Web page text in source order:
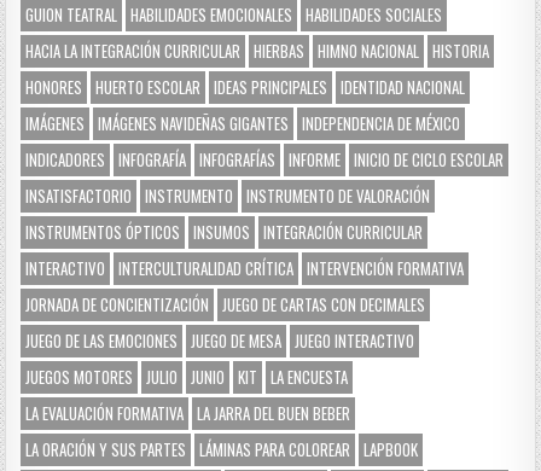
GUION TEATRAL
HABILIDADES EMOCIONALES
HABILIDADES SOCIALES
HACIA LA INTEGRACIÓN CURRICULAR
HIERBAS HIMNO NACIONAL
HISTORIA
HONORES
HUERTO ESCOLAR IDEAS PRINCIPALES
IDENTIDAD NACIONAL
IMÁGENES
IMÁGENES NAVIDEÑAS GIGANTES
INDEPENDENCIA DE MÉXICO
INDICADORES
INFOGRAFÍA INFOGRAFÍAS INFORME INICIO DE CICLO ESCOLAR
INSATISFACTORIO
INSTRUMENTO
INSTRUMENTO DE VALORACIÓN
INSTRUMENTOS ÓPTICOS
INSUMOS
INTEGRACIÓN CURRICULAR
INTERACTIVO
INTERCULTURALIDAD CRÍTICA INTERVENCIÓN FORMATIVA
JORNADA DE CONCIENTIZACIÓN
JUEGO DE CARTAS CON DECIMALES
JUEGO DE LAS EMOCIONES
JUEGO DE MESA JUEGO INTERACTIVO
JUEGOS MOTORES
JULIO JUNIO KIT
LA ENCUESTA
LA EVALUACIÓN FORMATIVA LA JARRA DEL BUEN BEBER
LA ORACIÓN Y SUS PARTES
LÁMINAS PARA COLOREAR
LAPBOOK